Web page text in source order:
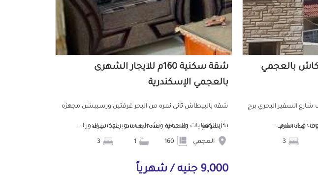
للبيع كاش بالعجمي
السفير البحري برج
السلام...
عدد الغرف
شقة سكنية 160م للايجار الشهرى
بالعجمي الإسكندرية
شقه بالبيطاش ثانى نمره من البحر غرفتين ورسيبشن مجهزه
بكل الكماليات والاجهزه وتشطيب سوبر لوكس الدور ا...
الموقع
العجمي
المساحة عدد الحمامات عدد الغرف
9,000 جنيه / شهرياً